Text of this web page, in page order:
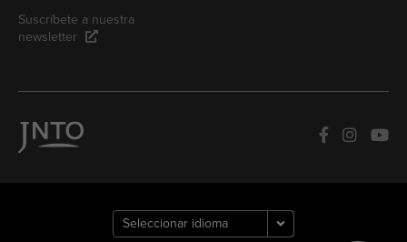
Suscríbete a nuestra
newsletter